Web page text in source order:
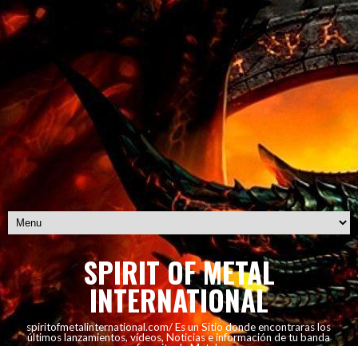
SPIRIT OF METAL
INTERNATIONAL
spiritofmetalinternational.com/ Es un Sitio donde encontraras los
últimos lanzamientos, vídeos, Noticias e información de tu banda